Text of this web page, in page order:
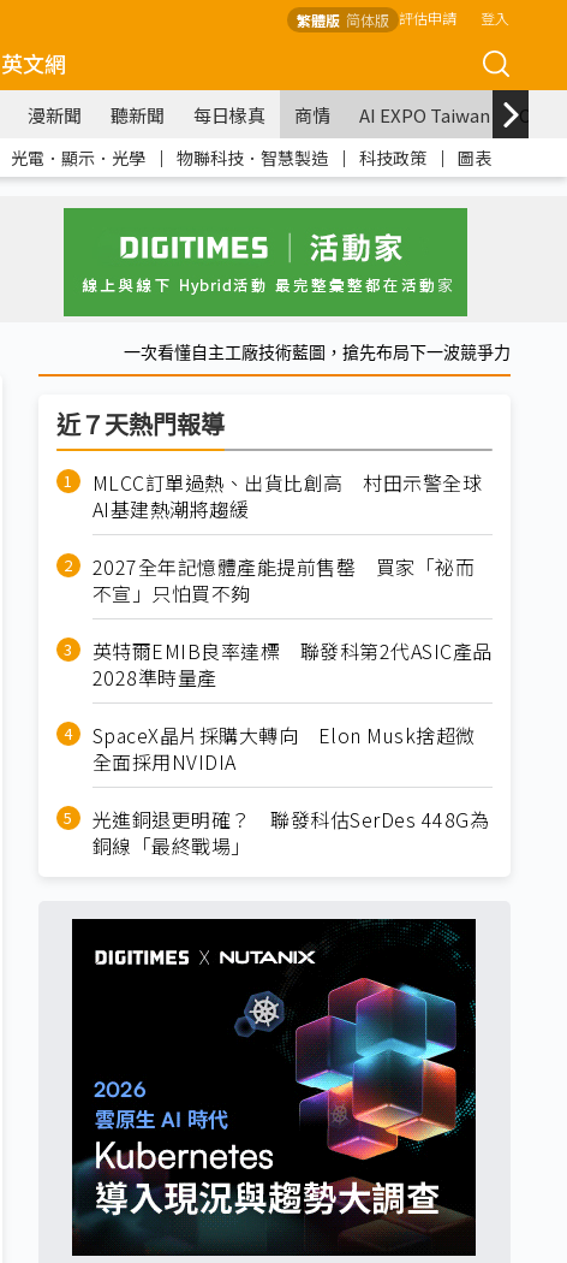
繁體版 简体版 評估申請 登入
英文網
漫新聞 聽新聞 每日椽真 商情 AI EXPO Taiwan
光電．顯示．光學 ｜ 物聯科技．智慧製造 ｜ 科技政策 ｜ 圖表
一次看懂自主工廠技術藍圖，搶先布局下一波競爭力
近７天熱門報導
MLCC訂單過熱、出貨比創高 村田示警全球
AI基建熱潮將趨緩
2027全年記憶體產能提前售罄 買家「祕而
不宣」只怕買不夠
英特爾EMIB良率達標 聯發科第2代ASIC產品
2028準時量產
SpaceX晶片採購大轉向 Elon Musk捨超微
全面採用NVIDIA
光進銅退更明確？ 聯發科估SerDes 448G為
銅線「最終戰場」